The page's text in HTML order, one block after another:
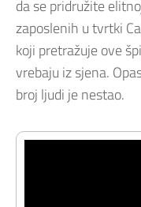
da se pridružite
zaposlenih u tvrtki
koji pretražuje ove
vrebaju iz sjena.
broj ljudi je nestao.